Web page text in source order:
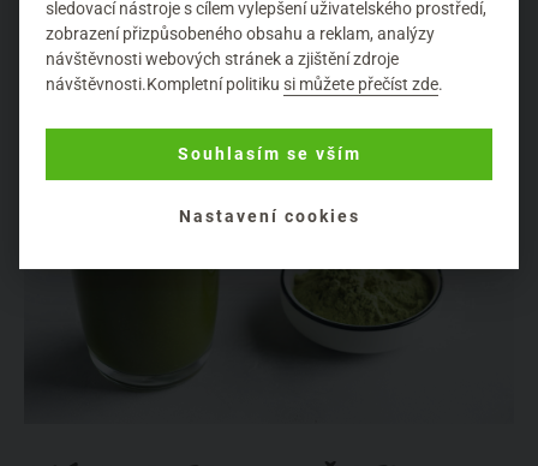
fazole mungo, řeřicha nebo ředkvičky.
sledovací nástroje s cílem vylepšení uživatelského prostředí,
zobrazení přizpůsobeného obsahu a reklam, analýzy
návštěvnosti webových stránek a zjištění zdroje
návštěvnosti.Kompletní politikusi můžete přečíst zde.
Souhlasím se vším
Nastavení cookies